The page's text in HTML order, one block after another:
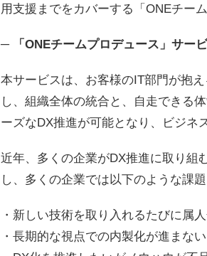
用支援までをカバーする「ONEチー
─ 「ONEチームプロデュース」サー
本サービスは、お客様のIT部門が抱
し、組織全体の統合と、自走できる
ーズなDX推進が可能となり、ビジネ
近年、多くの企業がDX推進に取り組
し、多くの企業では以下のような課題
・新しい技術を取り入れるたびに属
・長期的な視点での内製化が進まない